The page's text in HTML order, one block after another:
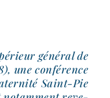
géné­ral de
une confé­rence
Saint-​Pie